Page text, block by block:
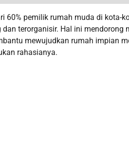
60% pemilik rumah muda di kota-
terorganisir. Hal ini mendorong
mewujudkan rumah impian
rahasianya.